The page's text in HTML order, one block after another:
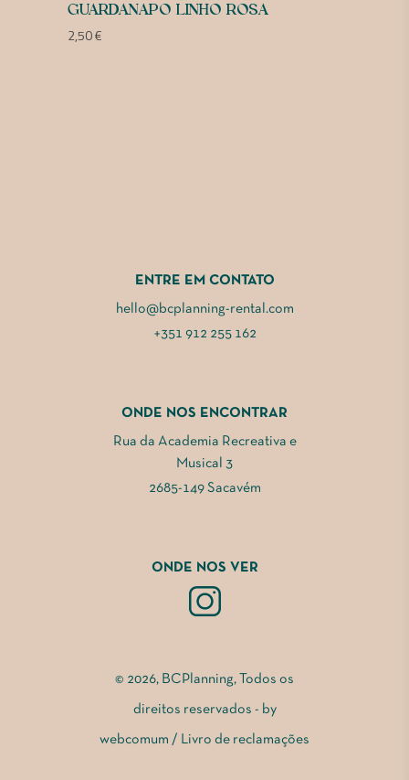
GUARDANAPO LINHO ROSA
2,50€
ENTRE EM CONTATO
hello@bcplanning-rental.com
+351 912 255 162
ONDE NOS ENCONTRAR
Rua da Academia Recreativa e
Musical 3
2685-149 Sacavém
ONDE NOS VER
© 2026, BCPlanning, Todos os
direitos reservados - by
webcomum / Livro de reclamações